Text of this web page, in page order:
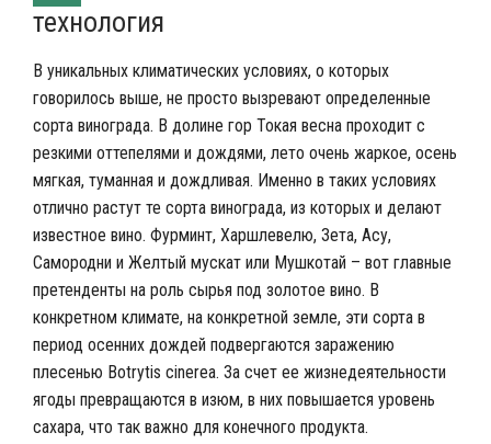
технология
В уникальных климатических условиях, о которых
говорилось выше, не просто вызревают определенные
сорта винограда. В долине гор Токая весна проходит с
резкими оттепелями и дождями, лето очень жаркое, осень
мягкая, туманная и дождливая. Именно в таких условиях
отлично растут те сорта винограда, из которых и делают
известное вино. Фурминт, Харшлевелю, Зета, Асу,
Самородни и Желтый мускат или Мушкотай – вот главные
претенденты на роль сырья под золотое вино. В
конкретном климате, на конкретной земле, эти сорта в
период осенних дождей подвергаются заражению
плесенью Botrytis cinerea. За счет ее жизнедеятельности
ягоды превращаются в изюм, в них повышается уровень
сахара, что так важно для конечного продукта.